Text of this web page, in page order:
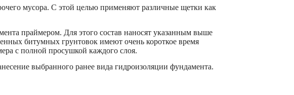
мусора. С этой целью применяют различные щетки как
праймером. Для этого состав наносят указанным выше
битумных грунтовок имеют очень короткое время
с полной просушкой каждого слоя.
выбранного ранее вида гидроизоляции фундамента.